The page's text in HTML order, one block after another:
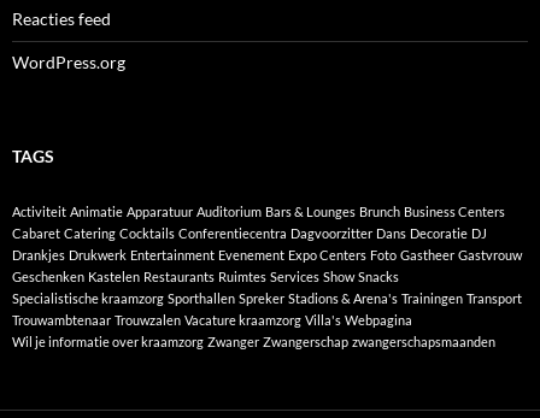
Reacties feed
WordPress.org
TAGS
Activiteit Animatie Apparatuur Auditorium Bars & Lounges Brunch Business Centers
Cabaret Catering Cocktails Conferentiecentra Dagvoorzitter Dans Decoratie DJ
Drankjes Drukwerk Entertainment Evenement Expo Centers Foto Gastheer Gastvrouw
Geschenken Kastelen Restaurants Ruimtes Services Show Snacks
Specialistische kraamzorg Sporthallen Spreker Stadions & Arena's Trainingen Transport
Trouwambtenaar Trouwzalen Vacature kraamzorg Villa's Webpagina
Wil je informatie over kraamzorg Zwanger Zwangerschap zwangerschapsmaanden